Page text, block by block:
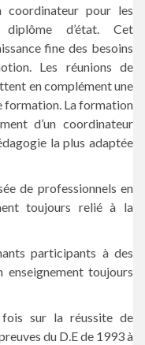
coordinateur pour les
d’état. Cet
fine des besoins
Les réunions de
en complément une
formation. La formation
d’un coordinateur
la plus adaptée
de professionnels en
toujours relié à la
participants à des
toujours
sur la réussite de
du D.E de 1993 à